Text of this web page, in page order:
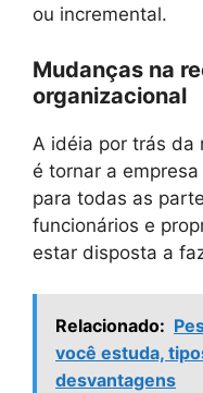
ou incremental.
Mudanças na
organizacional
A idéia por trás da
é tornar a
para todas as
funcionários e
estar disposta a
Relacionado:
você estuda,
desvantagens